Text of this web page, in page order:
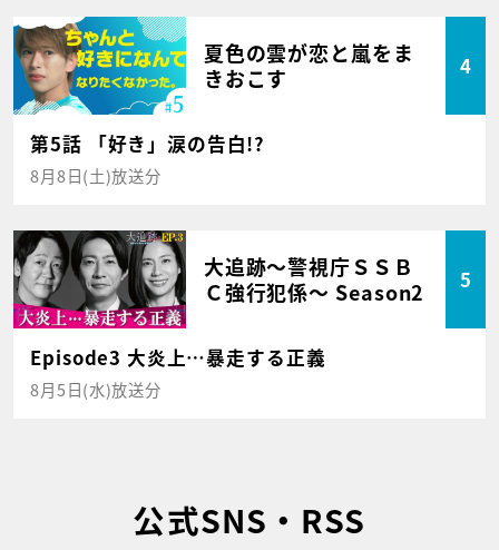
夏色の雲が恋と嵐をま
きおこす
4
第5話 「好き」涙の告白!?
8月8日(土)放送分
大追跡～警視庁ＳＳＢ
Ｃ強行犯係～ Season2
5
Episode3 大炎上…暴走する正義
8月5日(水)放送分
公式SNS・RSS